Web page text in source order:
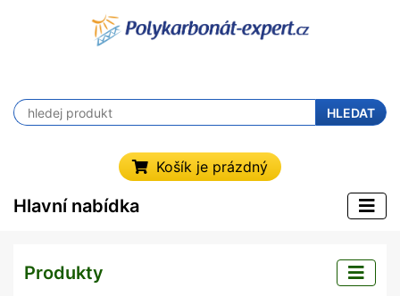
HLEDAT
Košík je prázdný
Hlavní nabídka
Produkty